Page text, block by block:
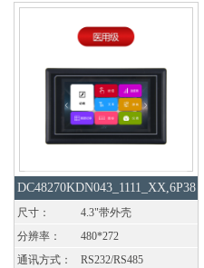
DC48270KDN043_1111_XX,6P38
立式
4.3"带外壳
尺寸：
480*272
分辨率：
RS232/RS485
通讯方式：